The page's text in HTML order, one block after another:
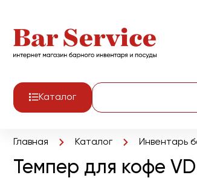
Каталог
Главная Каталог Инвентарь
Темпер для кофе